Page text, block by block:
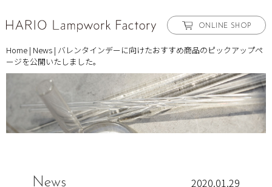
ONLINE SHOP
Home | News | バレンタインデーに向けたおすすめ商品のピックアップペ
ージを公開いたしました。
News 2020.01.29